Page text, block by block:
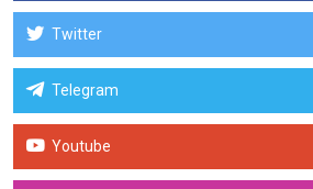
Twitter
Telegram
Youtube